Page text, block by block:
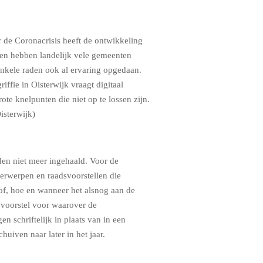
de Coronacrisis heeft de ontwikkeling
hebben landelijk vele gemeenten
raden ook al ervaring opgedaan.
in Oisterwijk vraagt digitaal
knelpunten die niet op te lossen zijn.
niet meer ingehaald. Voor de
en raadsvoorstellen die
hoe en wanneer het alsnog aan de
voor waarover de
schriftelijk in plaats van in een
naar later in het jaar.